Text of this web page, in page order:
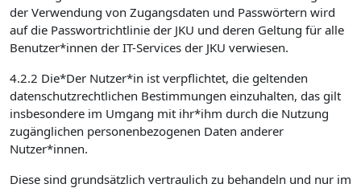
der Verwendung von Zugangsdaten und Passwörtern wird
auf die Passwortrichtlinie der JKU und deren Geltung für alle
Benutzer*innen der IT-Services der JKU verwiesen.
4.2.2 Die*Der Nutzer*in ist verpflichtet, die geltenden
datenschutzrechtlichen Bestimmungen einzuhalten, das gilt
insbesondere im Umgang mit ihr*ihm durch die Nutzung
zugänglichen personenbezogenen Daten anderer
Nutzer*innen.
Diese sind grundsätzlich vertraulich zu behandeln und nur im